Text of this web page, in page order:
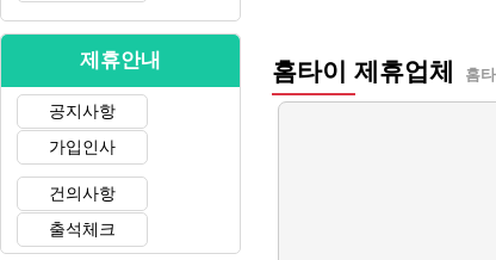
홈타이 제휴업체 홈
제휴안내
공지사항
가입인사
건의사항
출석체크